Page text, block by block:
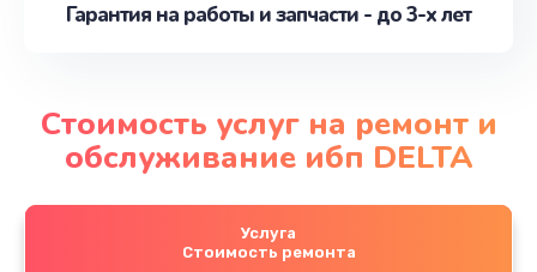
Гарантия на работы и запчасти - до 3-х лет
Стоимость услуг на ремонт и
обслуживание ибп DELTA
Услуга
Стоимость ремонта